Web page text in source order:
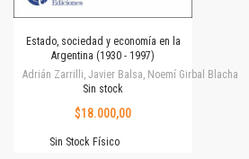
Estado, sociedad y economía en la
Argentina (1930 - 1997)
Adrián Zarrilli, Javier Balsa, Noemí Girbal Blacha
Sin stock
$18.000,00
Sin Stock Físico